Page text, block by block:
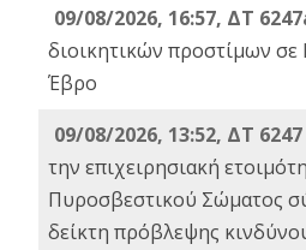
09/08/2026, 16:57, ΔΤ
διοικητικών προστίμων σε
Έβρο
09/08/2026, 13:52, ΔΤ 6247
την επιχειρησιακή
Πυροσβεστικού Σώματος
δείκτη πρόβλεψης